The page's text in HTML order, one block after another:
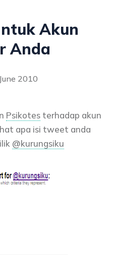
Akun
Anda
2010
Psikotes terhadap akun
apa isi tweet anda
@kurungsiku